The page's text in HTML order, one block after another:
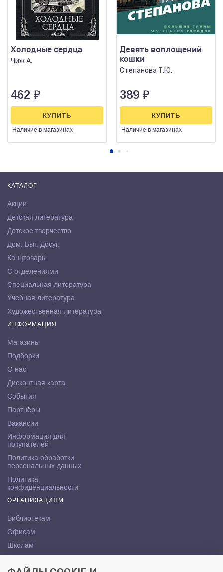
Холодные сердца
Чиж А.
462 ₽
Наличие в магазинах
КУПИТЬ
Девять воплощений
кошки
Степанова Т.Ю.
389 ₽
Наличие в магазинах
КУПИТЬ
КАТАЛОГ
Акции
Детская литература
Детское творчество
Дом. Быт. Досуг.
Канцтовары
С отделениями
Специальная литература
Учебная литература
Художественная литература
ИНФОРМАЦИЯ
Магазины
Подборки
О нас
Дисконтная карта
События
Партнёры
Вакансии
Информация для
покупателей
Политика обработки
персональных данных
Политика
конфиденциальности
ОРГАНИЗАЦИЯМ
Библиотекам
Офисам
Школам